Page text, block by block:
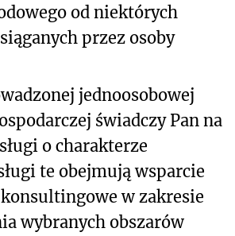
od niektórych
przez osoby
jednoosobowej
świadczy Pan na
o charakterze
te obejmują wsparcie
w zakresie
wybranych obszarów